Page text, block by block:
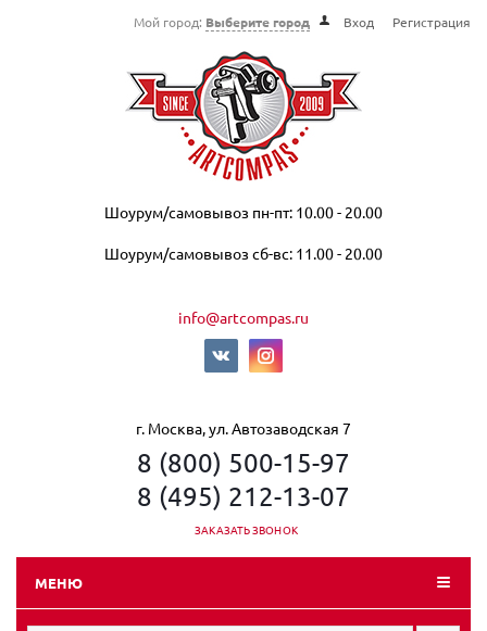
Мой город: Выберите город Вход Регистрация
Шоурум/самовывоз пн-пт: 10.00 - 20.00
Шоурум/самовывоз сб-вс: 11.00 - 20.00
info@artcompas.ru
г. Москва, ул. Автозаводская 7
8 (800) 500-15-97
8 (495) 212-13-07
ЗАКАЗАТЬ ЗВОНОК
МЕНЮ